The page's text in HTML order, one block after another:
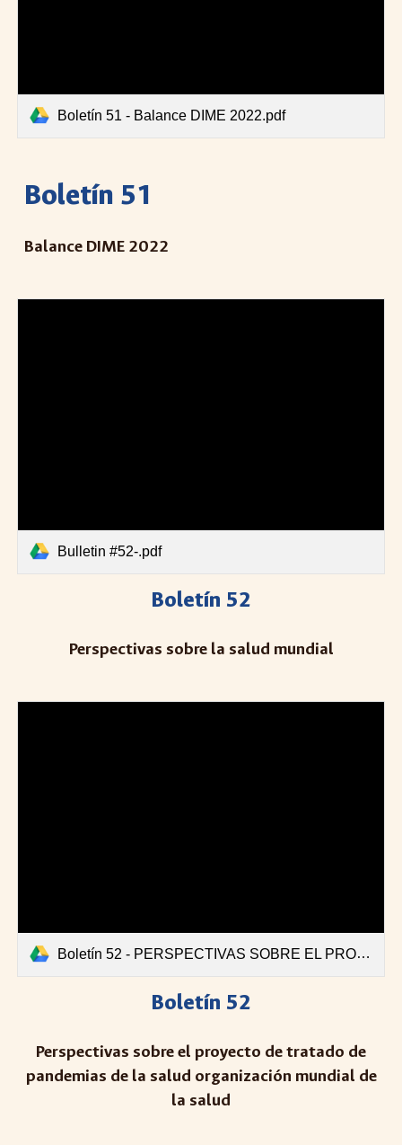
Boletín 51 - Balance DIME 2022.pdf
Boletín 51
Balance DIME 2022
Bulletin #52-.pdf
Boletín 52
Perspectivas sobre la salud mundial
Boletín 52 - PERSPECTIVAS SOBRE EL PROYECTO DE.pdf
Boletín 52
Perspectivas sobre el proyecto de tratado de
pandemias de la salud organización mundial de
la salud